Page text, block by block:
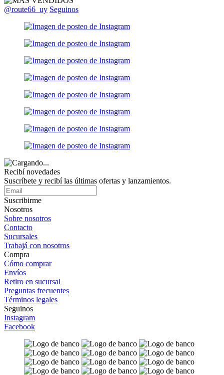
@route66_uy Seguinos
Recibí novedades
Suscríbete y recibí las últimas ofertas y lanzamientos.
Suscribirme
Nosotros
Sobre nosotros
Contacto
Sucursales
Trabajá con nosotros
Compra
Cómo comprar
Envíos
Retiro en sucursal
Preguntas frecuentes
Términos legales
Seguinos
Instagram
Facebook